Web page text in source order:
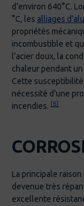
d’environ 640°C.
°C, les alliages
propriétés
incombustible et
l’acier doux, la
chaleur pendant
Cette susceptibilité
nécessité d’une
incendies. [5]
La principale
devenue très
excellente